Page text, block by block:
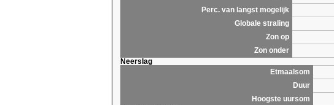
Perc. van langst mogelijk
Globale straling
Zon op
Zon onder
Neerslag
Etmaalsom
Duur
Hoogste uursom